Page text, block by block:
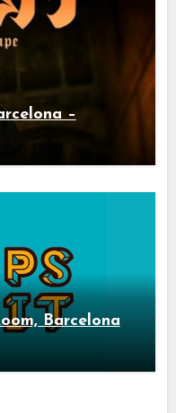
–
Barcelona